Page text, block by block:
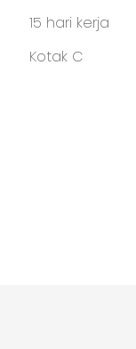
15 hari kerja
Kotak C